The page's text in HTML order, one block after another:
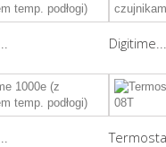
Digitime...